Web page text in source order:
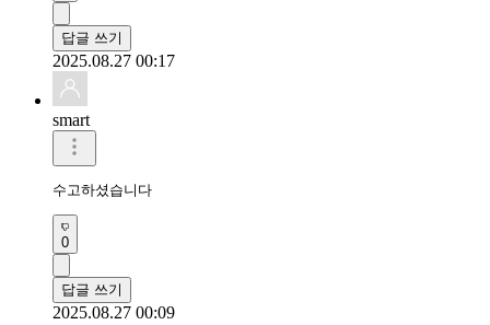
답글 쓰기
2025.08.27 00:17
smart
수고하셨습니다
0
답글 쓰기
2025.08.27 00:09